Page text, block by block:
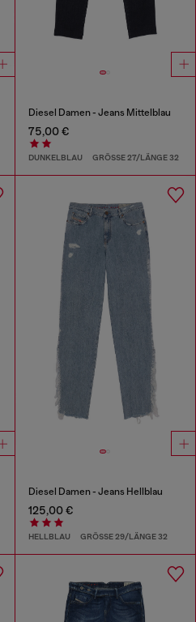
Diesel Damen - Jeans Mittelblau
75,00 €
DUNKELBLAU GRÖSSE 27/LÄNGE 32
Diesel Damen - Jeans Hellblau
125,00 €
HELLBLAU GRÖSSE 29/LÄNGE 32